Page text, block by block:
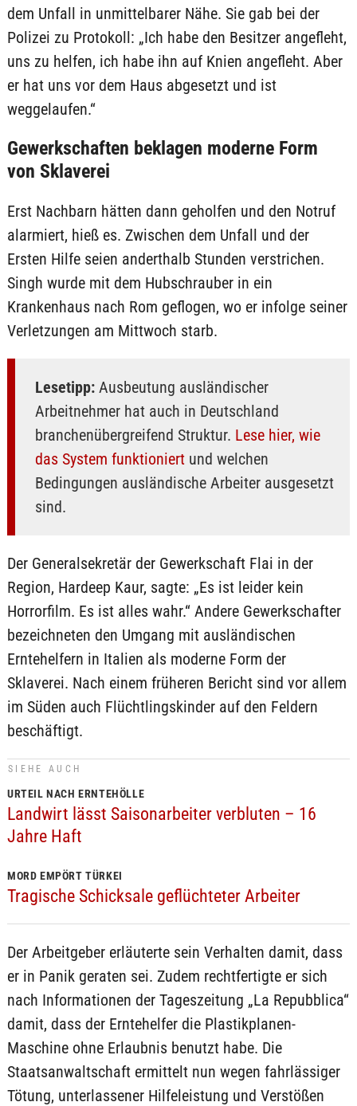
dem Unfall in unmittelbarer Nähe. Sie gab bei der
Polizei zu Protokoll: „Ich habe den Besitzer angefleht,
uns zu helfen, ich habe ihn auf Knien angefleht. Aber
er hat uns vor dem Haus abgesetzt und ist
weggelaufen.“
Gewerkschaften beklagen moderne Form
von Sklaverei
Erst Nachbarn hätten dann geholfen und den Notruf
alarmiert, hieß es. Zwischen dem Unfall und der
Ersten Hilfe seien anderthalb Stunden verstrichen.
Singh wurde mit dem Hubschrauber in ein
Krankenhaus nach Rom geflogen, wo er infolge seiner
Verletzungen am Mittwoch starb.
Lesetipp:Ausbeutung ausländischer
Arbeitnehmer hat auch in Deutschland
branchenübergreifend Struktur. Lese hier, wie
das System funktioniertund welchen
Bedingungen ausländische Arbeiter ausgesetzt
sind.
Der Generalsekretär der Gewerkschaft Flai in der
Region, Hardeep Kaur, sagte: „Es ist leider kein
Horrorfilm. Es ist alles wahr.“ Andere Gewerkschafter
bezeichneten den Umgang mit ausländischen
Erntehelfern in Italien als moderne Form der
Sklaverei. Nach einem früheren Bericht sind vor allem
im Süden auch Flüchtlingskinder auf den Feldern
beschäftigt.
SIEHE AUCH
URTEIL NACH ERNTEHÖLLE
Landwirt lässt Saisonarbeiter verbluten – 16
Jahre Haft
MORD EMPÖRT TÜRKEI
Tragische Schicksale geflüchteter Arbeiter
Der Arbeitgeber erläuterte sein Verhalten damit, dass
er in Panik geraten sei. Zudem rechtfertigte er sich
nach Informationen der Tageszeitung „La Repubblica“
damit, dass der Erntehelfer die Plastikplanen-
Maschine ohne Erlaubnis benutzt habe. Die
Staatsanwaltschaft ermittelt nun wegen fahrlässiger
Tötung, unterlassener Hilfeleistung und Verstößen